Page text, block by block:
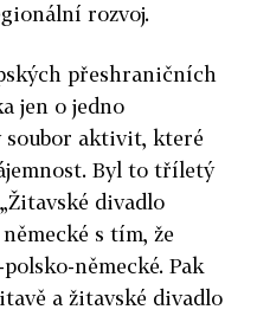
rozvoj.
přeshraničních
jen o jedno
soubor aktivit, které
Byl to tříletý
divadlo
s tím, že
německé. Pak
a žitavské divadlo